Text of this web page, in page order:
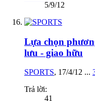
5/9/12
Lựa chọn
lưu - giao hữu
SPORTS, 17/4/12 ...
Trả lời:
41